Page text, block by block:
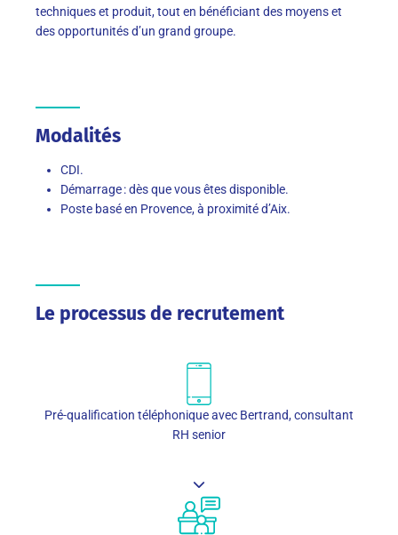
techniques et produit, tout en bénéficiant des moyens et
des opportunités d’un grand groupe.
Modalités
CDI.
Démarrage : dès que vous êtes disponible.
Poste basé en Provence, à proximité d’Aix.
Le processus de recrutement
Pré-qualification téléphonique avec Bertrand, consultant
RH senior